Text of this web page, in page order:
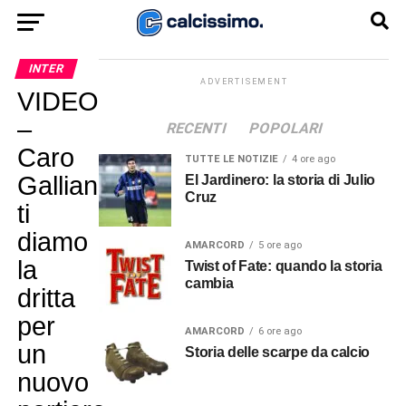
INTER
VIDEO
–
Caro
Galliani,
ti
diamo
la
dritta
per
un
nuovo
ADVERTISEMENT
RECENTI POPOLARI
TUTTE LE NOTIZIE 4 ore ago
El Jardinero: la storia di Julio
Cruz
AMARCORD 5 ore ago
Twist of Fate: quando la storia
cambia
AMARCORD 6 ore ago
Storia delle scarpe da calcio